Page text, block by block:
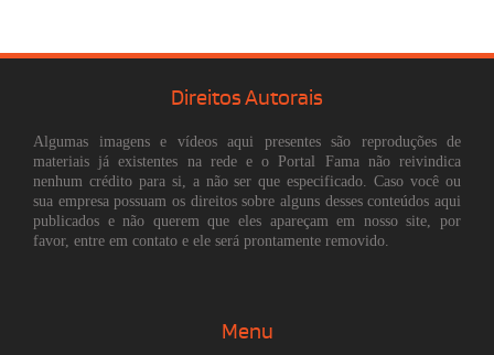
Direitos Autorais
Algumas imagens e vídeos aqui presentes são reproduções de
materiais já existentes na rede e o Portal Fama não reivindica
nenhum crédito para si, a não ser que especificado. Caso você ou
sua empresa possuam os direitos sobre alguns desses conteúdos aqui
publicados e não querem que eles apareçam em nosso site, por
favor, entre em contato e ele será prontamente removido.
Menu